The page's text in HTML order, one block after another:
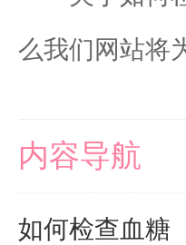
么我们网站将
内容导航
如何检查血糖